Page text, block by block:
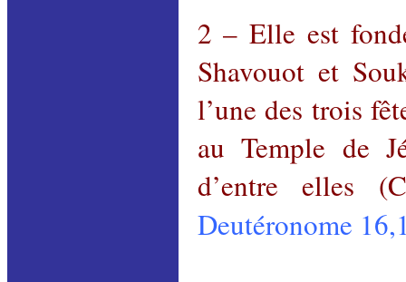
2 – Elle est
Shavouot et
l’une des trois
au Temple de
d’entre elles
Deutéronome